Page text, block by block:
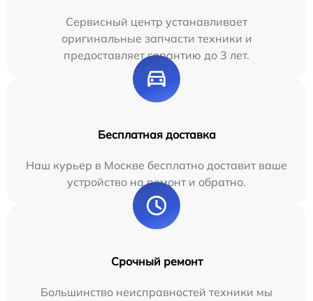
Сервисный центр устанавливает
оригинальные запчасти техники и
предоставляет гарантию до 3 лет.
Бесплатная доставка
Наш курьер в Москве бесплатно доставит ваше
устройство на ремонт и обратно.
Срочный ремонт
Большинство неисправностей техники мы